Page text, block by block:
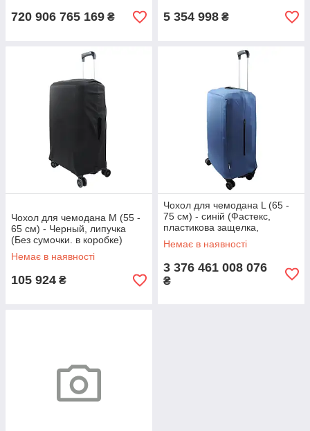
720 906 765 169 ₴ 5 354 998 ₴
Чохол для чемодана M (55 -
65 см) - Черный, липучка
(Без сумочки. в коробке)
Немає в наявності
105 924 ₴
Чохол для чемодана L (65 -
75 см) - синій (Фастекс,
пластикова защелка,
сумочка)
Немає в наявності
3 376 461 008 076
₴